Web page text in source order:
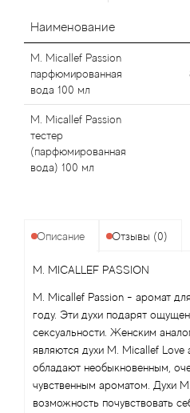
Наименование
M. Micallef Passion
парфюмированная
вода 100 мл
M. Micallef Passion
тестер
(парфюмированная
вода) 100 мл
Описание Отзывы (0)
M. MICALLEF PASSION
M. Micallef Passion - аромат
году. Эти духи подарят
сексуальности. Женским
являются духи M. Micallef
обладают необыкновенным,
чувственным ароматом. Духи
возможность почувствовать
Alyssa Ashley
American Crew
Amouage
Amouroud
Angel Schlesser
Anima Mundi
Anna Sui
Annayake
Anne Fontaine